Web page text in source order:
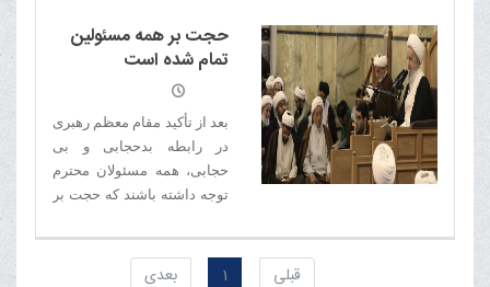
چهره‌پرداز زن، در فیلم‌های
سینمایى تلویزیون و
نمایش‌های روى صحنه مجاز
حجت بر همه مسئولین
تمام شده است
بعد از تأکید مقام معظم رهبرى
در رابطه بدحجابى و بى‏
حجابى، همه مسئولان محترم
توجه داشته باشند که حجت بر
انتظار اقدام جدى توأم با تدبیر
و مدیریت صحیح هستند و بیش
قبلی 1 بعدی